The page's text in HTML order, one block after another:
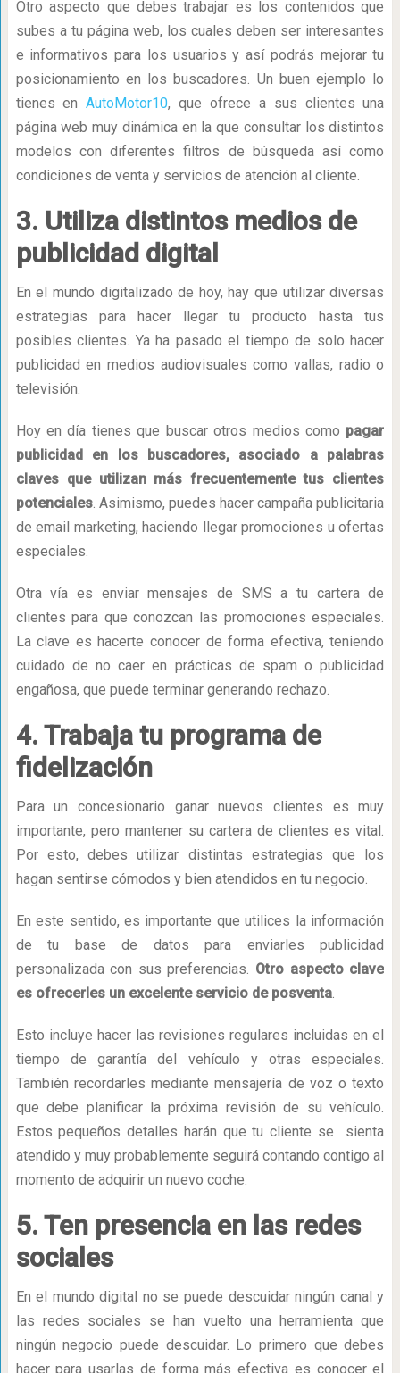
Otro aspecto que debes trabajar es los contenidos que
subes a tu página web, los cuales deben ser interesantes
e informativos para los usuarios y así podrás mejorar tu
posicionamiento en los buscadores. Un buen ejemplo lo
tienes enAutoMotor10, que ofrece a sus clientes una
página web muy dinámica en la que consultar los distintos
modelos con diferentes filtros de búsqueda así como
condiciones de venta y servicios de atención al cliente.
3. Utiliza distintos medios de
publicidad digital
En el mundo digitalizado de hoy, hay que utilizar diversas
estrategias para hacer llegar tu producto hasta tus
posibles clientes. Ya ha pasado el tiempo de solo hacer
publicidad en medios audiovisuales como vallas, radio o
televisión.
Hoy en día tienes que buscar otros medios como pagar
publicidad en los buscadores, asociado a palabras
claves que utilizan más frecuentemente tus clientes
potenciales. Asimismo, puedes hacer campaña publicitaria
de email marketing, haciendo llegar promociones u ofertas
especiales.
Otra vía es enviar mensajes de SMS a tu cartera de
clientes para que conozcan las promociones especiales.
La clave es hacerte conocer de forma efectiva, teniendo
cuidado de no caer en prácticas de spam o publicidad
engañosa, que puede terminar generando rechazo.
4. Trabaja tu programa de
fidelización
Para un concesionario ganar nuevos clientes es muy
importante, pero mantener su cartera de clientes es vital.
Por esto, debes utilizar distintas estrategias que los
hagan sentirse cómodos y bien atendidos en tu negocio.
En este sentido, es importante que utilices la información
de tu base de datos para enviarles publicidad
personalizada con sus preferencias. Otro aspecto clave
es ofrecerles un excelente servicio de posventa.
Esto incluye hacer las revisiones regulares incluidas en el
tiempo de garantía del vehículo y otras especiales.
También recordarles mediante mensajería de voz o texto
que debe planificar la próxima revisión de su vehículo.
Estos pequeños detalles harán que tu cliente se sienta
atendido y muy probablemente seguirá contando contigo al
momento de adquirir un nuevo coche.
5. Ten presencia en las redes
sociales
En el mundo digital no se puede descuidar ningún canal y
las redes sociales se han vuelto una herramienta que
ningún negocio puede descuidar. Lo primero que debes
hacer para usarlas de forma más efectiva es conocer el